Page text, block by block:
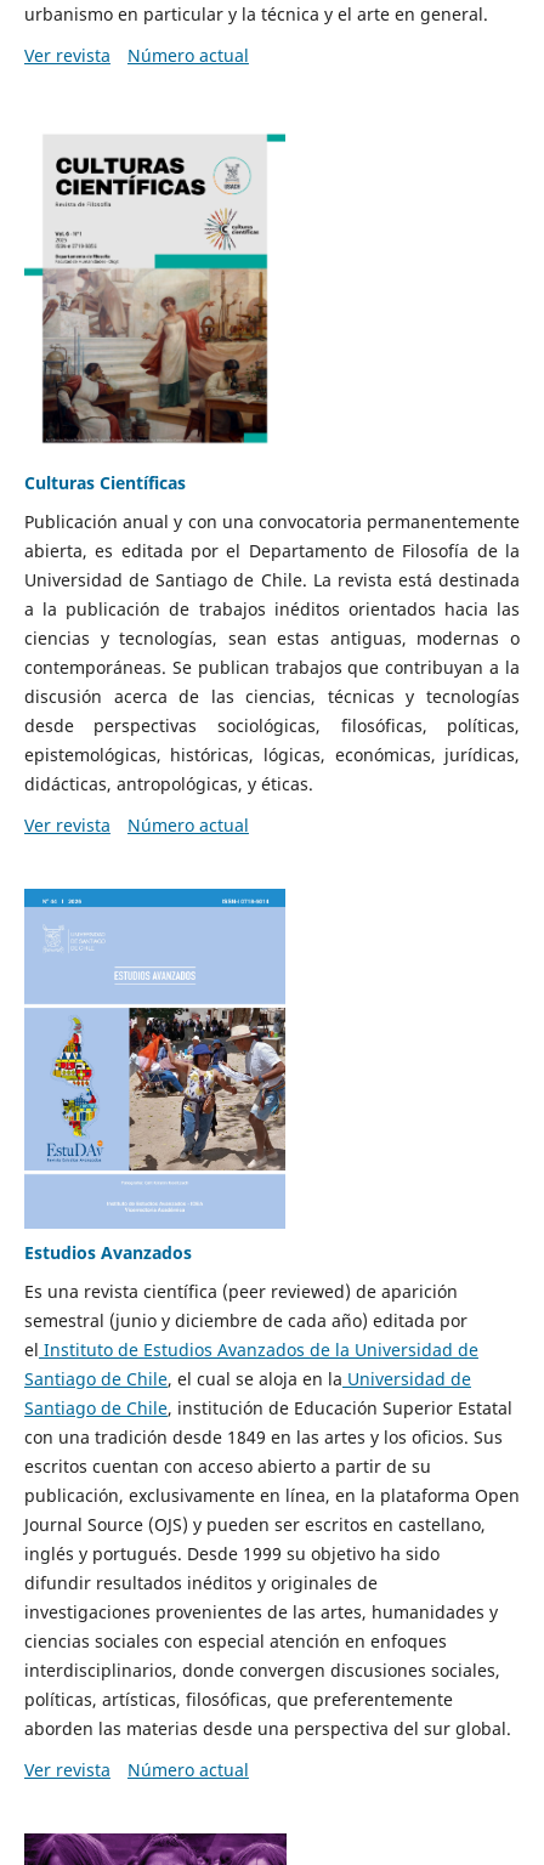
urbanismo en particular y la técnica y el arte en general.
Ver revista
Número actual
Culturas Científicas
Publicación anual y con una convocatoria permanentemente
abierta, es editada por el Departamento de Filosofía de la
Universidad de Santiago de Chile. La revista está destinada
a la publicación de trabajos inéditos orientados hacia las
ciencias y tecnologías, sean estas antiguas, modernas o
contemporáneas. Se publican trabajos que contribuyan a la
discusión acerca de las ciencias, técnicas y tecnologías
desde perspectivas sociológicas, filosóficas, políticas,
epistemológicas, históricas, lógicas, económicas, jurídicas,
didácticas, antropológicas, y éticas.
Ver revista
Número actual
Estudios Avanzados
Es una revista científica (peer reviewed) de aparición
semestral (junio y diciembre de cada año) editada por
el Instituto de Estudios Avanzados de la Universidad de
Santiago de Chile, el cual se aloja en la Universidad de
Santiago de Chile, institución de Educación Superior Estatal
con una tradición desde 1849 en las artes y los oficios. Sus
escritos cuentan con acceso abierto a partir de su
publicación, exclusivamente en línea, en la plataforma Open
Journal Source (OJS) y pueden ser escritos en castellano,
inglés y portugués. Desde 1999 su objetivo ha sido
difundir resultados inéditos y originales de
investigaciones provenientes de las artes, humanidades y
ciencias sociales con especial atención en enfoques
interdisciplinarios, donde convergen discusiones sociales,
políticas, artísticas, filosóficas, que preferentemente
aborden las materias desde una perspectiva del sur global.
Ver revista
Número actual